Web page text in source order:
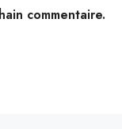
commentaire.